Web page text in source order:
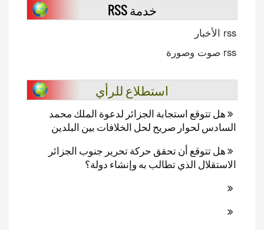
خدمة RSS
rss الأخبار
rss صوت وصورة
استطلاع للرأي
هل تتوقع استجابة الجزائر لدعوة الملك محمد
السادس لحوار صريح لحل الخلافات بين البلدين
هل تتوقع أن تحقق حركة تحرير جنوب الجزائر
الاستقلال الذي تطالب به وإنشاء دولة؟